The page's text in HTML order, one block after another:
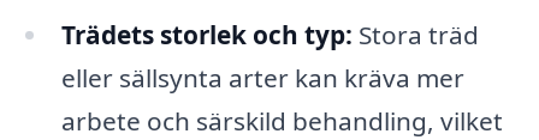
Trädets storlek och typ: Stora träd
eller sällsynta arter kan kräva mer
arbete och särskild behandling, vilket